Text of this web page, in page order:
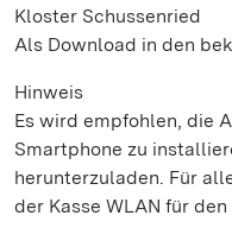
Kloster Schussenried
Als Download in den
Hinweis
Es wird empfohlen, die
Smartphone zu
herunterzuladen. Für
der Kasse WLAN für